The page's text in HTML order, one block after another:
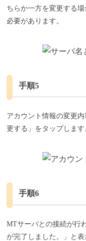
ちらか一方を変更する
必要があります。
手順5
アカウント情報の変更
更する」をタップします
手順6
MTサーバとの接続が行
が完了しました。」と表